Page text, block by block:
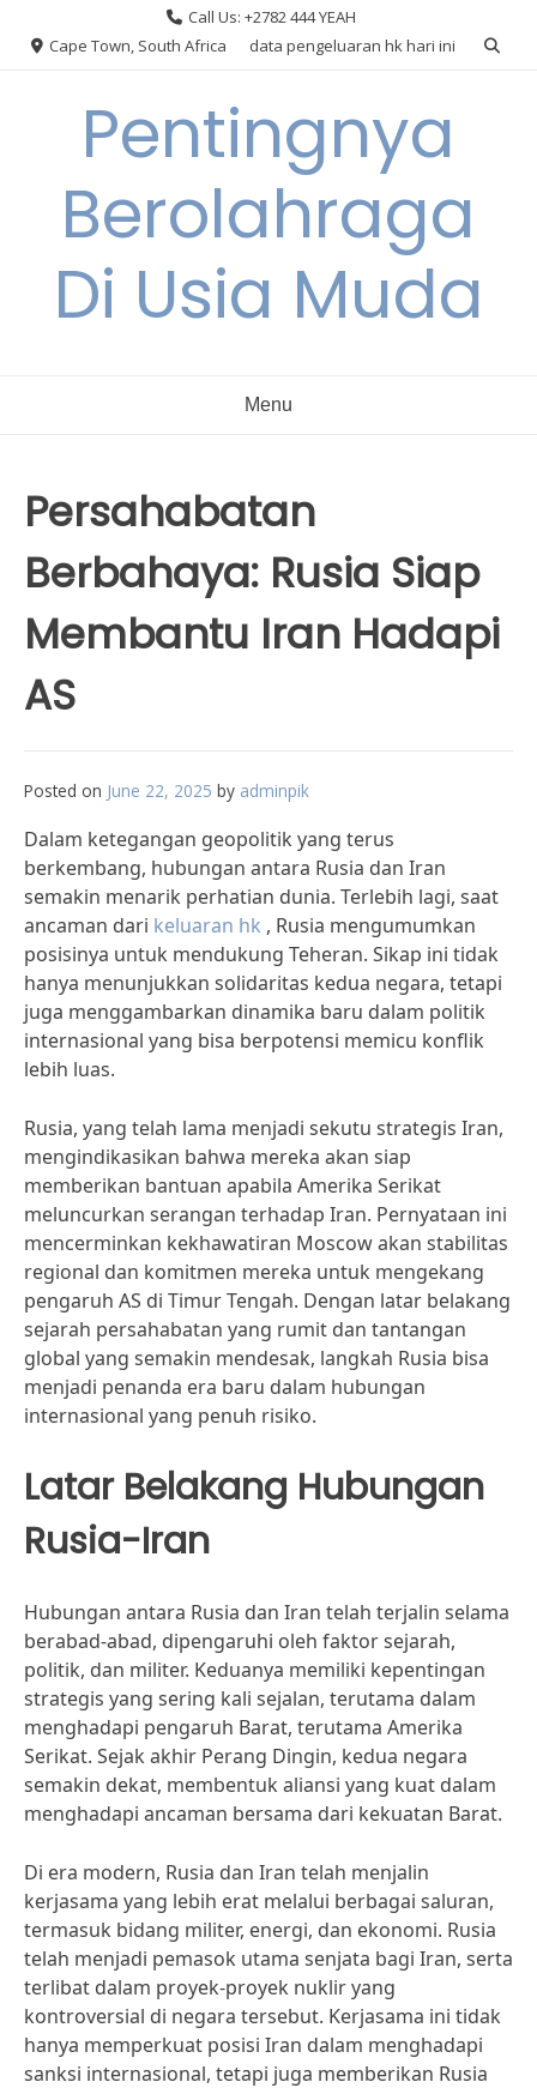
Call Us: +2782 444 YEAH
Cape Town, South Africa
data pengeluaran hk hari ini
Pentingnya
Berolahraga
Di Usia Muda
Menu
Persahabatan
Berbahaya: Rusia Siap
Membantu Iran Hadapi
AS
Posted on June 22, 2025 by adminpik
Dalam ketegangan geopolitik yang terus
berkembang, hubungan antara Rusia dan Iran
semakin menarik perhatian dunia. Terlebih lagi, saat
ancaman dari keluaran hk , Rusia mengumumkan
posisinya untuk mendukung Teheran. Sikap ini tidak
hanya menunjukkan solidaritas kedua negara, tetapi
juga menggambarkan dinamika baru dalam politik
internasional yang bisa berpotensi memicu konflik
lebih luas.
Rusia, yang telah lama menjadi sekutu strategis Iran,
mengindikasikan bahwa mereka akan siap
memberikan bantuan apabila Amerika Serikat
meluncurkan serangan terhadap Iran. Pernyataan ini
mencerminkan kekhawatiran Moscow akan stabilitas
regional dan komitmen mereka untuk mengekang
pengaruh AS di Timur Tengah. Dengan latar belakang
sejarah persahabatan yang rumit dan tantangan
global yang semakin mendesak, langkah Rusia bisa
menjadi penanda era baru dalam hubungan
internasional yang penuh risiko.
Latar Belakang Hubungan
Rusia-Iran
Hubungan antara Rusia dan Iran telah terjalin selama
berabad-abad, dipengaruhi oleh faktor sejarah,
politik, dan militer. Keduanya memiliki kepentingan
strategis yang sering kali sejalan, terutama dalam
menghadapi pengaruh Barat, terutama Amerika
Serikat. Sejak akhir Perang Dingin, kedua negara
semakin dekat, membentuk aliansi yang kuat dalam
menghadapi ancaman bersama dari kekuatan Barat.
Di era modern, Rusia dan Iran telah menjalin
kerjasama yang lebih erat melalui berbagai saluran,
termasuk bidang militer, energi, dan ekonomi. Rusia
telah menjadi pemasok utama senjata bagi Iran, serta
terlibat dalam proyek-proyek nuklir yang
kontroversial di negara tersebut. Kerjasama ini tidak
hanya memperkuat posisi Iran dalam menghadapi
sanksi internasional, tetapi juga memberikan Rusia